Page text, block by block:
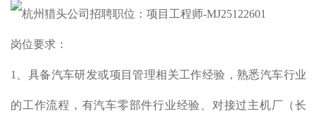
岗位要求：
1、具备汽车研发或项目管理相关工作经验，熟悉汽车行业
的工作流程，有汽车零部件行业经验、对接过主机厂（长